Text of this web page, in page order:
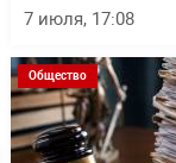
7 июля, 17:08
Общество